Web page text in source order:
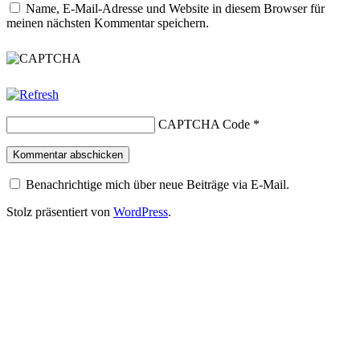
Name, E-Mail-Adresse und Website in diesem Browser für
meinen nächsten Kommentar speichern.
CAPTCHA Code *
Benachrichtige mich über neue Beiträge via E-Mail.
Stolz präsentiert von WordPress.